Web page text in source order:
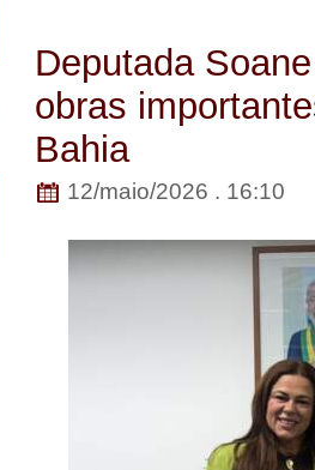
Deputada
obras
Bahia
12/maio/2026 . 16:10